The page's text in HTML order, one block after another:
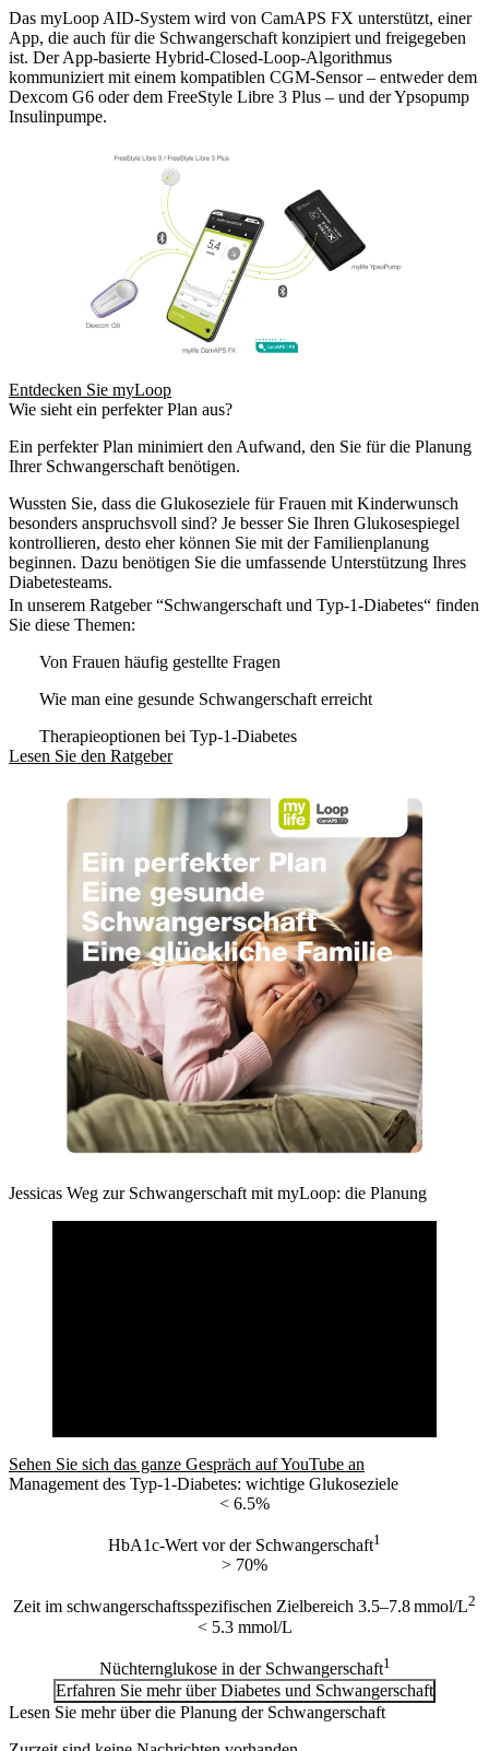
Das myLoop AID-System wird von CamAPS FX unterstützt, einer
App, die auch für die Schwangerschaft konzipiert und freigegeben
ist. Der App-basierte Hybrid-Closed-Loop-Algorithmus
kommuniziert mit einem kompatiblen CGM-Sensor – entweder dem
Dexcom G6 oder dem FreeStyle Libre 3 Plus – und der Ypsopump
Insulinpumpe.
Entdecken Sie myLoop
Wie sieht ein perfekter Plan aus?
Ein perfekter Plan minimiert den Aufwand, den Sie für die Planung
Ihrer Schwangerschaft benötigen.
Wussten Sie, dass die Glukoseziele für Frauen mit Kinderwunsch
besonders anspruchsvoll sind? Je besser Sie Ihren Glukosespiegel
kontrollieren, desto eher können Sie mit der Familienplanung
beginnen. Dazu benötigen Sie die umfassende Unterstützung Ihres
Diabetesteams.
In unserem Ratgeber “Schwangerschaft und Typ-1-Diabetes“ finden
Sie diese Themen:
Von Frauen häufig gestellte Fragen
Wie man eine gesunde Schwangerschaft erreicht
Therapieoptionen bei Typ-1-Diabetes
Lesen Sie den Ratgeber
Jessicas Weg zur Schwangerschaft mit myLoop: die Planung
Sehen Sie sich das ganze Gespräch auf YouTube an
Management des Typ-1-Diabetes: wichtige Glukoseziele
< 6.5%
HbA1c-Wert vor der Schwangerschaft1
> 70%
Zeit im schwangerschaftsspezifischen Zielbereich 3.5–7.8 mmol/L2
< 5.3 mmol/L
Nüchternglukose in der Schwangerschaft1
Erfahren Sie mehr über Diabetes und Schwangerschaft
Lesen Sie mehr über die Planung der Schwangerschaft